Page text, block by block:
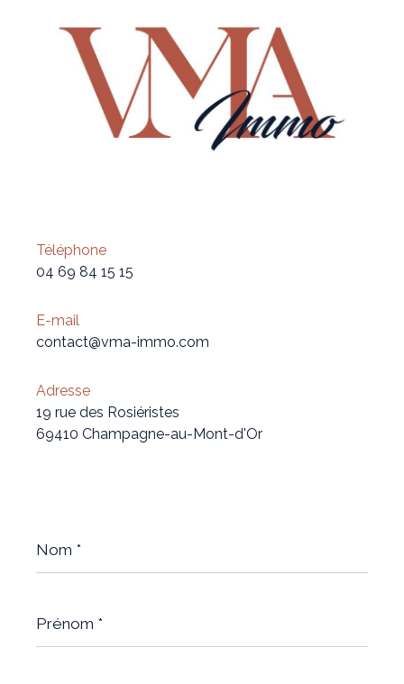
Téléphone
04 69 84 15 15
E-mail
contact@vma-immo.com
Adresse
19 rue des Rosiéristes
69410 Champagne-au-Mont-d'Or
*
*